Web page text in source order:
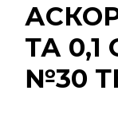
ТА
№30